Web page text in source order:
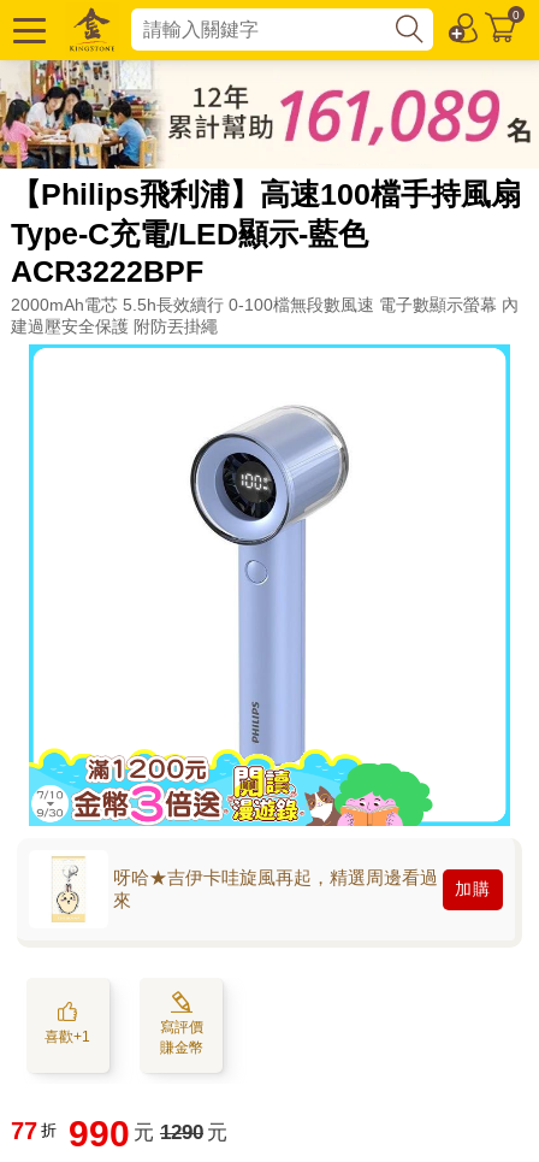
0
【Philips飛利浦】高速100檔手持風扇
Type-C充電/LED顯示-藍色
ACR3222BPF
2000mAh電芯 5.5h長效續行 0-100檔無段數風速 電子數顯示螢幕 內
建過壓安全保護 附防丟掛繩
呀哈★吉伊卡哇旋風再起，精選周邊看過
來
加購
喜歡+1
寫評價
賺金幣
77 折 990 元 1290 元